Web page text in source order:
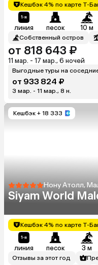
Кешбэк 4% по карте Т-
линия песок 10 м
Собственный остров
от 818 643 ₽
11 мар. - 17 мар., 6 ночей
Выгодные туры на
от 933 824 ₽
3 мар. - 11 мар., 8 н.
Кешбэк + 18 333
Нону Атолл,
Siyam World
Кешбэк 4% по карте Т-
линия песок 3 м
Отзывы за этот год